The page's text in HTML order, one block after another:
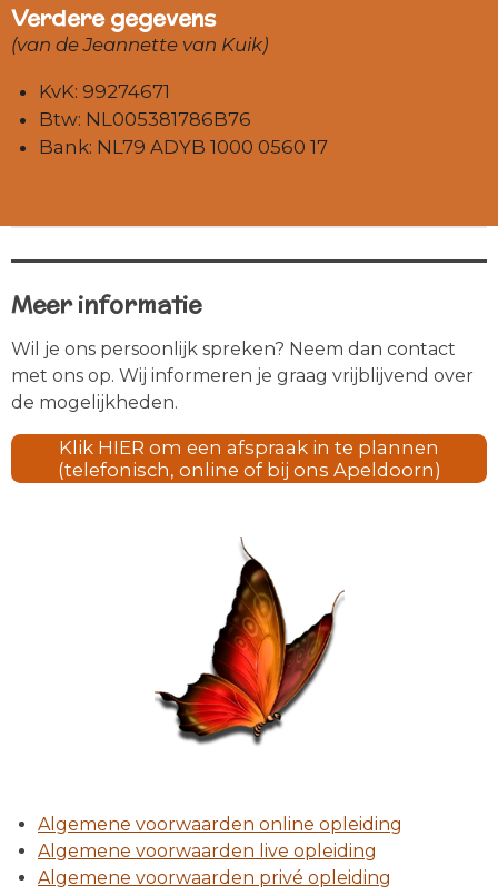
Verdere gegevens
(van de Jeannette van Kuik)
KvK: 99274671
Btw: NL005381786B76
Bank: NL79 ADYB 1000 0560 17
Meer informatie
Wil je ons persoonlijk spreken? Neem dan contact
met ons op. Wij informeren je graag vrijblijvend over
de mogelijkheden.
Klik HIER om een afspraak in te plannen
(telefonisch, online of bij ons Apeldoorn)
Algemene voorwaarden online opleiding
Algemene voorwaarden live opleiding
Algemene voorwaarden privé opleiding